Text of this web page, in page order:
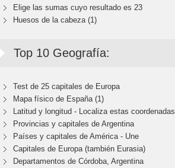
Elige las sumas cuyo resultado es 23
Huesos de la cabeza (1)
Top 10 Geografía:
Test de 25 capitales de Europa
Mapa físico de España (1)
Latitud y longitud - Localiza estas coordenadas
Provincias y capitales de Argentina
Países y capitales de América - Une
Capitales de Europa (también Eurasia)
Departamentos de Córdoba, Argentina